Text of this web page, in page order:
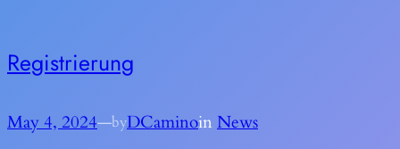
Registrierung
May 4, 2024—byDCaminoinNews